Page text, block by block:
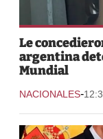
Le
argentina
Mundial
NACIONALES-